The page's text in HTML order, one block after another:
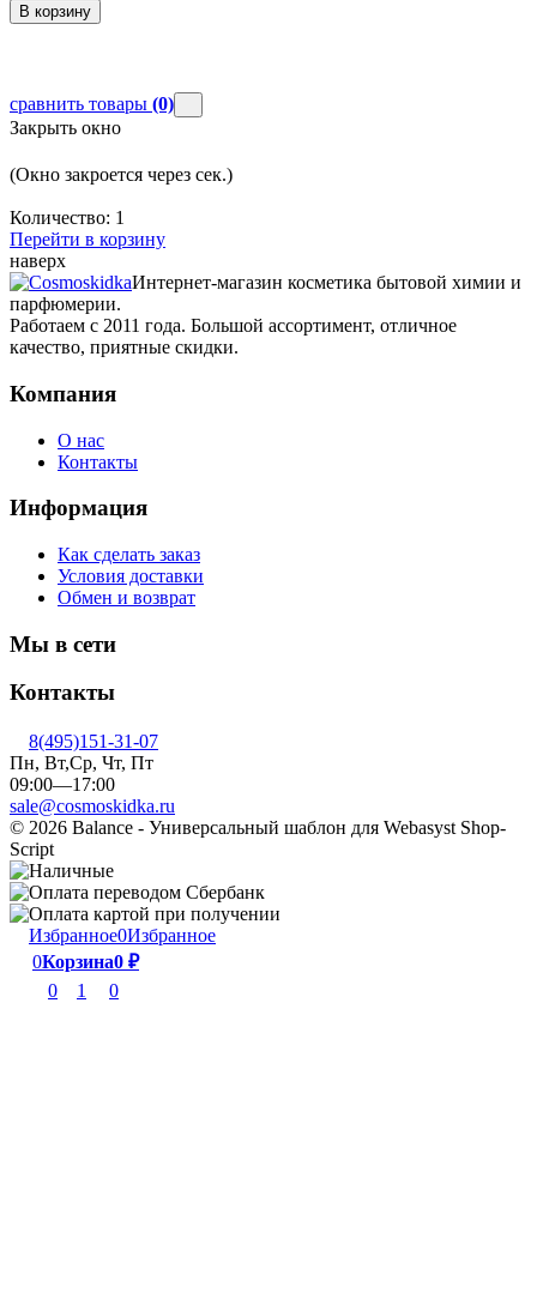
В корзину
сравнить товары (0)
Закрыть окно
(Окно закроется через сек.)
Количество: 1
Перейти в корзину
наверх
Интернет-магазин косметика бытовой химии и
парфюмерии.
Работаем с 2011 года. Большой ассортимент, отличное
качество, приятные скидки.
Компания
О нас
Контакты
Информация
Как сделать заказ
Условия доставки
Обмен и возврат
Мы в сети
Контакты
8(495)151-31-07
Пн, Вт,Ср, Чт, Пт
09:00—17:00
sale@cosmoskidka.ru
© 2026 Balance - Универсальный шаблон для Webasyst Shop-
Script
Избранное0Избранное
0Корзина0 ₽
0 1 0